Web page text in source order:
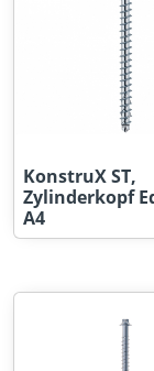
KonstruX ST,
Zylinderkopf
A4